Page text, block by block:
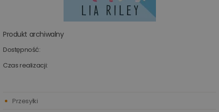
Produkt archiwalny
Dostępność:
Czas realizacji:
Przesyłki